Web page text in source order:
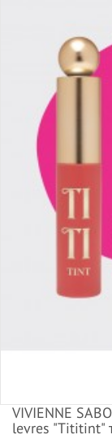
VIVIENNE
levres "Tititint"